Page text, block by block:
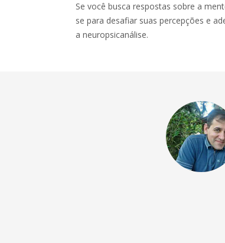
Se você busca respostas sobre a
se para desafiar suas percepções e
a neuropsicanálise.